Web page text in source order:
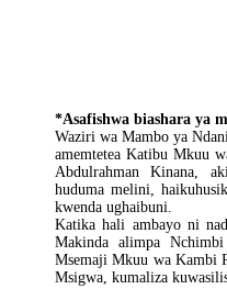
*Asafishwa biashara ya
Waziri wa Mambo ya
amemtetea Katibu Mkuu
Abdulrahman Kinana,
huduma melini,
kwenda ughaibuni.
Katika hali ambayo ni
Makinda alimpa
Msemaji Mkuu wa Kambi
Msigwa, kumaliza